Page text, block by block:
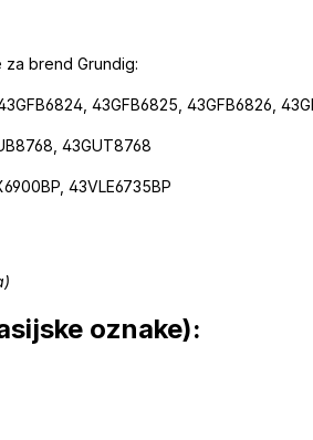
brend Grundig:
43GFB6825, 43GFB6826,
43GUT8768
43VLE6735BP
oznake):